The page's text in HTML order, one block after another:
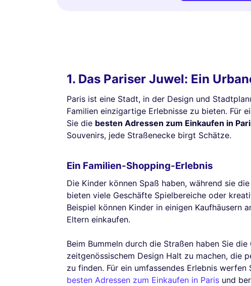
1. Das Pariser Juwel: Ein
Paris ist eine Stadt, in der Design und
Familien einzigartige Erlebnisse zu bieten. Für
Sie die besten Adressen zum Einkaufen in
Souvenirs, jede Straßenecke birgt Schätze.
Ein Familien-Shopping-Erlebnis
Die Kinder können Spaß haben, während sie
bieten viele Geschäfte Spielbereiche oder
Beispiel können Kinder in einigen Kaufhäusern
Eltern einkaufen.
Beim Bummeln durch die Straßen haben Sie
zeitgenössischem Design Halt zu machen, die
zu finden. Für ein umfassendes Erlebnis
besten Adressen zum Einkaufen in Paris und